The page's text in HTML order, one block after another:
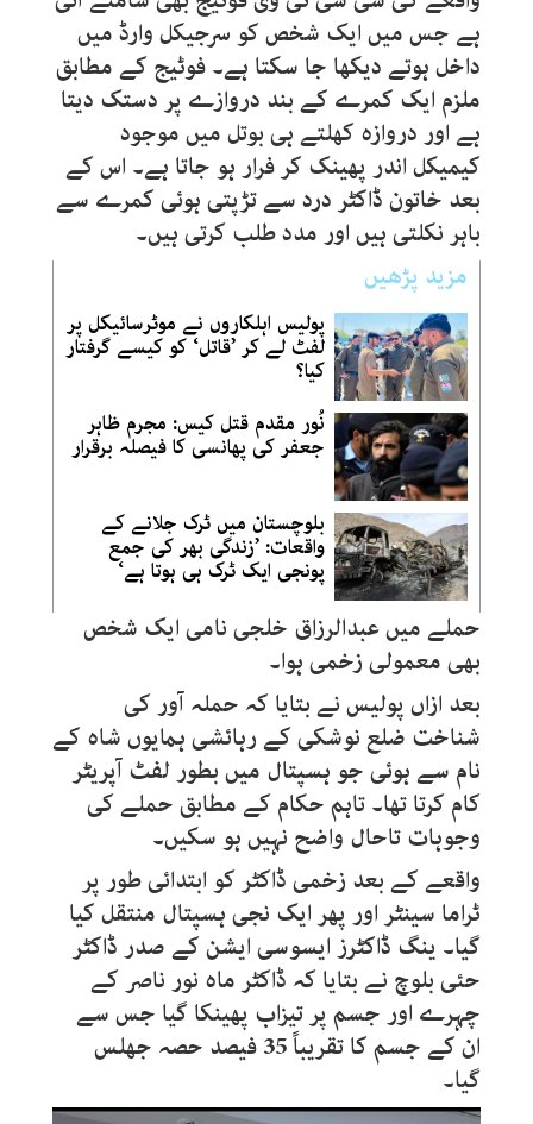
ہے جس میں ایک شخص کو سرجیکل وارڈ میں
داخل ہوتے دیکھا جا سکتا ہے۔ فوٹیج کے مطابق
ملزم ایک کمرے کے بند دروازے پر دستک دیتا
ہے اور دروازہ کھلتے ہی بوتل میں موجود
کیمیکل اندر پھینک کر فرار ہو جاتا ہے۔ اس کے
بعد خاتون ڈاکٹر درد سے تڑپتی ہوئی کمرے سے
باہر نکلتی ہیں اور مدد طلب کرتی ہیں۔
مزید پڑھیں
پولیس اہلکاروں نے موٹرسائیکل پر
لفٹ لے کر ’قاتل‘ کو کیسے گرفتار
کیا؟
نُور مقدم قتل کیس: مجرم ظاہر
جعفر کی پھانسی کا فیصلہ برقرار
بلوچستان میں ٹرک جلانے کے
واقعات: ’زندگی بھر کی جمع
پونجی ایک ٹرک ہی ہوتا ہے‘
حملے میں عبدالرزاق خلجی نامی ایک شخص
بھی معمولی زخمی ہوا۔
بعد ازاں پولیس نے بتایا کہ حملہ آور کی
شناخت ضلع نوشکی کے رہائشی ہمایوں شاہ کے
نام سے ہوئی جو ہسپتال میں بطور لفٹ آپریٹر
کام کرتا تھا۔ تاہم حکام کے مطابق حملے کی
وجوہات تاحال واضح نہیں ہو سکیں۔
واقعے کے بعد زخمی ڈاکٹر کو ابتدائی طور پر
ٹراما سینٹر اور پھر ایک نجی ہسپتال منتقل کیا
گیا۔ ینگ ڈاکٹرز ایسوسی ایشن کے صدر ڈاکٹر
حئی بلوچ نے بتایا کہ ڈاکٹر ماہ نور ناصر کے
چہرے اور جسم پر تیزاب پھینکا گیا جس سے
ان کے جسم کا تقریباً 35 فیصد حصہ جھلس
گیا۔